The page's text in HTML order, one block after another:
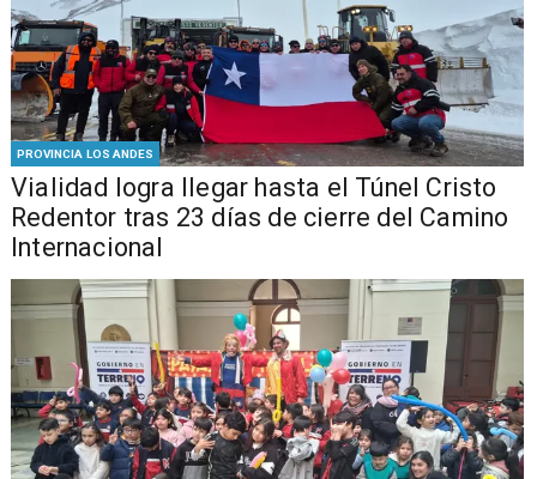
PROVINCIA LOS ANDES
Vialidad logra llegar hasta el Túnel Cristo
Redentor tras 23 días de cierre del Camino
Internacional